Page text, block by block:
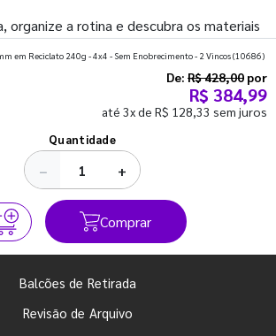
organize a rotina e descubra os materiais
para começar o segundo
em Reciclato 240g - 4x4 - Sem Enobrecimento - 2 Vincos(10686)
De: R$ 428,00 por
R$ 384,99
até 3x de R$ 128,33 sem juros
Quantidade
− +
Comprar
Balcões de Retirada
Revisão de Arquivo